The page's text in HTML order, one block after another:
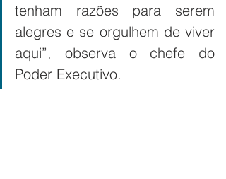
tenham razões para serem
alegres e se orgulhem de viver
aqui”, observa o chefe do
Poder Executivo.